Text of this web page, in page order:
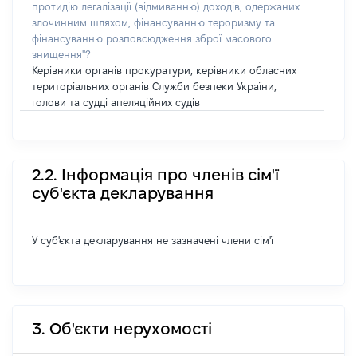
протидію легалізації (відмиванню) доходів, одержаних
злочинним шляхом, фінансуванню тероризму та
фінансуванню розповсюдження зброї масового
знищення"?
Керівники органів прокуратури, керівники обласних
територіальних органів Служби безпеки України,
голови та судді апеляційних судів
2.2. Інформація про членів сім'ї
суб'єкта декларування
У суб'єкта декларування не зазначені члени сім'ї
3. Об'єкти нерухомості